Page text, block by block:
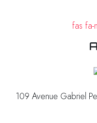
fas fa-
109 Avenue Gabriel